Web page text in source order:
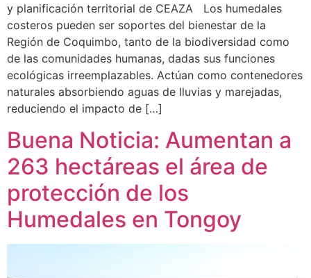
y planificación territorial de CEAZA Los humedales
costeros pueden ser soportes del bienestar de la
Región de Coquimbo, tanto de la biodiversidad como
de las comunidades humanas, dadas sus funciones
ecológicas irreemplazables. Actúan como contenedores
naturales absorbiendo aguas de lluvias y marejadas,
reduciendo el impacto de […]
Buena Noticia: Aumentan a
263 hectáreas el área de
protección de los
Humedales en Tongoy